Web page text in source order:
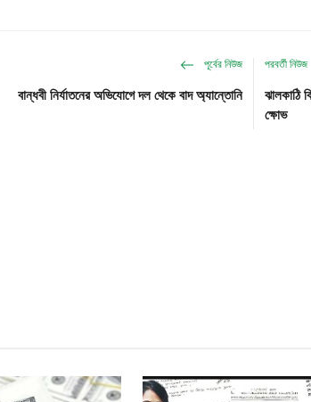
পূর্বের নিউজ
বান্ধবী নির্যাতনের অভিযোগে দল থেকে বাদ অ্যান্তোনি
পরবর্তী নিউজ
ঝালকাঠি
ক্ষোভ